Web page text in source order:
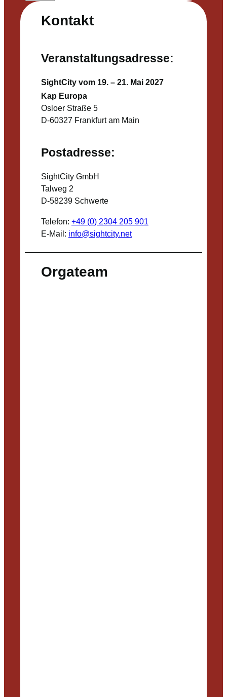
Kontakt
Veranstaltungsadresse:
SightCity vom 19. – 21. Mai 2027
Kap Europa
Osloer Straße 5
D-60327 Frankfurt am Main
Postadresse:
SightCity GmbH
Talweg 2
D-58239 Schwerte
Telefon: +49 (0) 2304 205 901
E-Mail: info@sightcity.net
Orgateam